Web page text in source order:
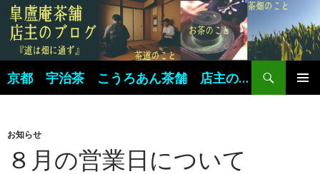
京都 宇治茶 こうろあん茶舗 店主のブログ
検
索
ン
ツ
へ
お知らせ
８月の営業日について